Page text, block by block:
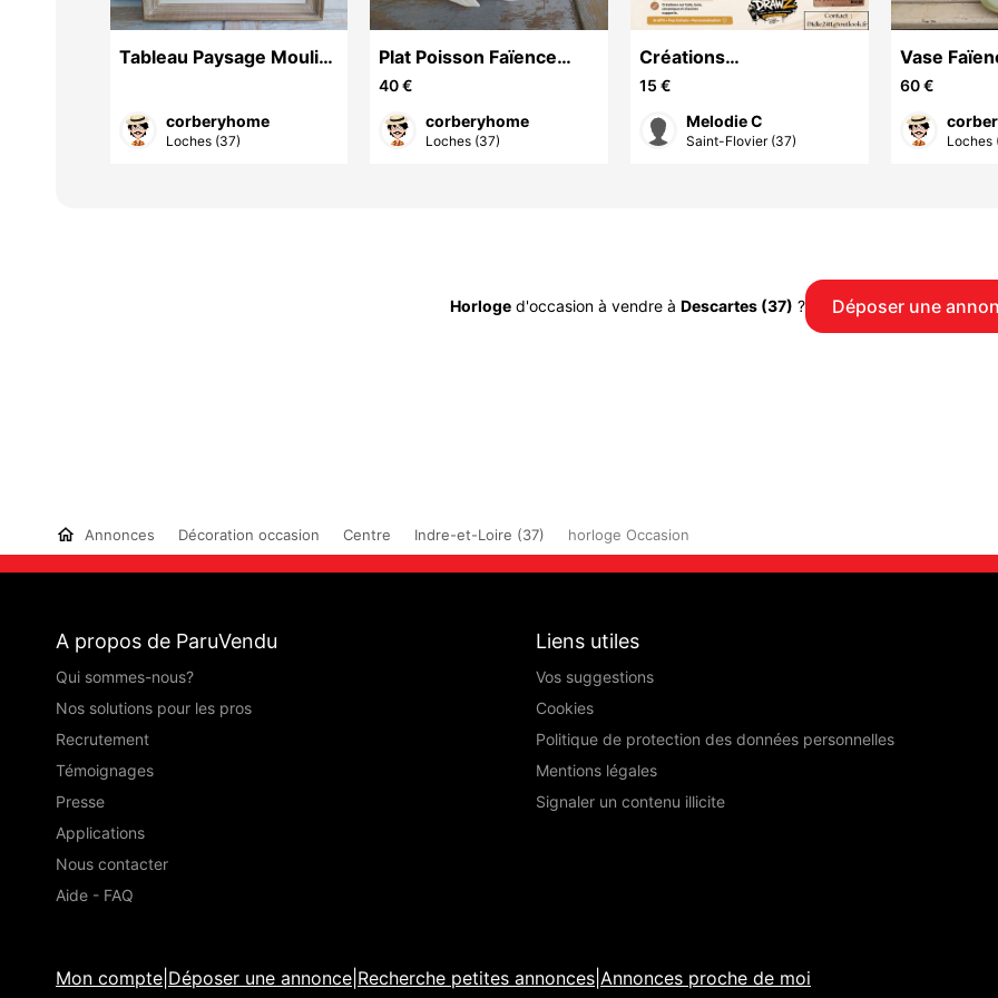
Tableau Paysage Moulin
Louis Rollet
corberyhome
Loches (37)
Plat Poisson Faïence
Céramique Émile Tessier
Malicorne
40 €
corberyhome
Loches (37)
Créations
personnalisées fait main
15 €
Melodie C
Saint-Flovier (37)
Vase
Clément
Art
60 €
Loches
Horloge d'occasion à vendre à Descartes (37) ? Déposer une
Annonces Décoration occasion Centre Indre-et-Loire (37) horloge Occasion
A propos de ParuVendu
Qui sommes-nous?
Nos solutions pour les pros
Recrutement
Témoignages
Presse
Applications
Nous contacter
Aide - FAQ
Liens utiles
Vos suggestions
Cookies
Politique de protection des données personnelles
Mentions légales
Signaler un contenu illicite
Mon compte Déposer une annonce Recherche petites annonces Annonces proche de moi